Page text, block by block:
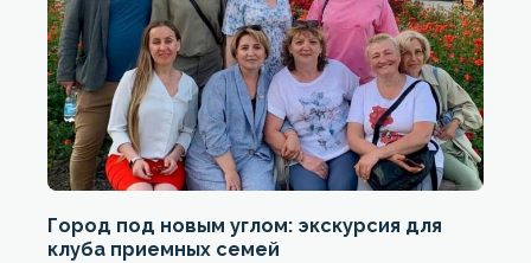
Город под новым углом: экскурсия для
клуба приемных семей